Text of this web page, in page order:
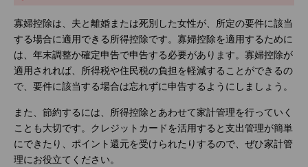
寡婦控除は、夫と離婚または死別した女性が、所定の要件に該当
する場合に適用できる所得控除です。寡婦控除を適用するために
は、年末調整か確定申告で申告する必要があります。寡婦控除が
適用されれば、所得税や住民税の負担を軽減することができるの
で、要件に該当する場合は忘れずに申告するようにしましょう。
また、節約するには、所得控除とあわせて家計管理を行っていく
ことも大切です。クレジットカードを活用すると支出管理が簡単
にできたり、ポイント還元を受けられたりするので、ぜひ家計管
理にお役立てください。